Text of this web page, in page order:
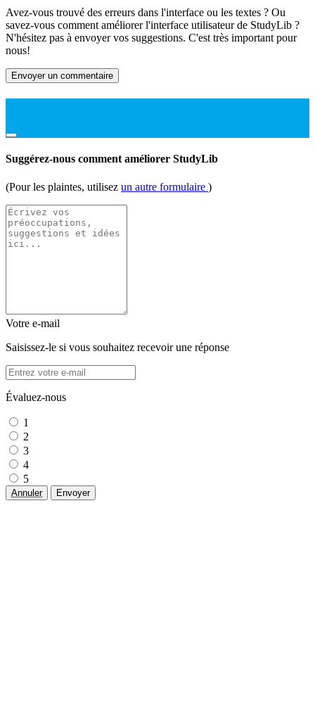
Avez-vous trouvé des erreurs dans l'interface ou les textes ? Ou
savez-vous comment améliorer l'interface utilisateur de StudyLib ?
N'hésitez pas à envoyer vos suggestions. C'est très important pour
nous!
Envoyer un commentaire
Suggérez-nous comment améliorer StudyLib
(Pour les plaintes, utilisez un autre formulaire )
Votre e-mail
Saisissez-le si vous souhaitez recevoir une réponse
Évaluez-nous
1
2
3
4
5
Annuler Envoyer